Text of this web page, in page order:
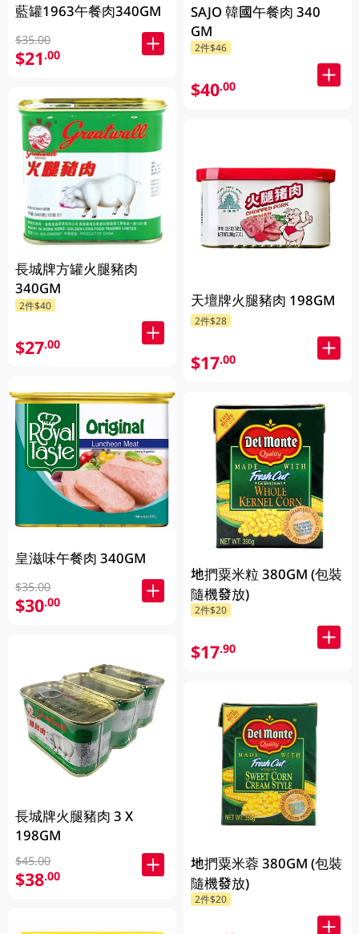
藍罐1963午餐肉340GM
$35.00
$21.00
長城牌方罐火腿豬肉
340GM
2件$40
$27.00
皇滋味午餐肉 340GM
$35.00
$30.00
長城牌火腿豬肉 3 X
198GM
$45.00
$38.00
SAJO 韓國午餐肉 340
GM
2件$46
$40.00
天壇牌火腿豬肉 198GM
2件$28
$17.00
地捫粟米粒 380GM (包裝
隨機發放)
2件$20
$17.90
地捫粟米蓉 380GM (包裝
隨機發放)
2件$20